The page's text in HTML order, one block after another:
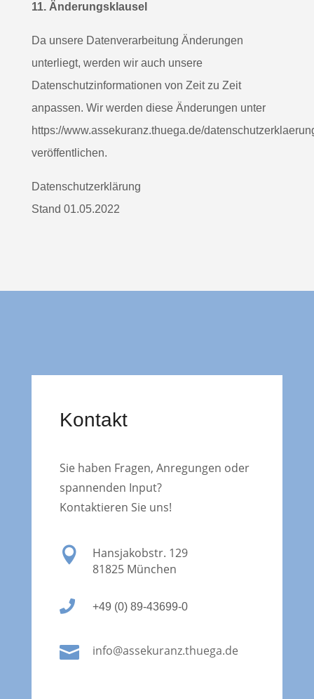
11. Änderungsklausel
Da unsere Datenverarbeitung Änderungen
unterliegt, werden wir auch unsere
Datenschutzinformationen von Zeit zu Zeit
anpassen. Wir werden diese Änderungen unter
https://www.assekuranz.thuega.de/
veröffentlichen.
Datenschutzerklärung
Stand 01.05.2022
Kontakt
Sie haben Fragen, Anregungen oder
spannenden Input?
Kontaktieren Sie uns!

Hansjakobstr. 129
81825 München
 +49 (0) 89-43699-0
 info@assekuranz.thuega.de